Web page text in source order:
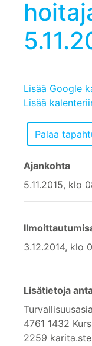
Lisää Google
Lisää
Ajankohta
5.11.2015, klo
3.12.2014, klo
Lisätietoja
4761 1432
2259